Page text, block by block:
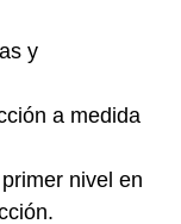
y
a medida
nivel en